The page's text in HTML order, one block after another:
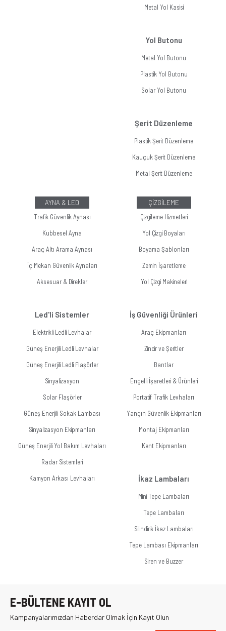
Metal Yol Kasisi
Yol Butonu
Metal Yol Butonu
Plastik Yol Butonu
Solar Yol Butonu
Şerit Düzenleme
Plastik Şerit Düzenleme
Kauçuk Şerit Düzenleme
Metal Şerit Düzenleme
AYNA & LED
Trafik Güvenlik Aynası
Kubbesel Ayna
Araç Altı Arama Aynası
İç Mekan Güvenlik Aynaları
Aksesuar & Direkler
Led'li Sistemler
Elektrikli Ledli Levhalar
Güneş Enerjili Ledli Levhalar
Güneş Enerjili Ledli Flaşörler
Sinyalizasyon
Solar Flaşörler
Güneş Enerjili Sokak Lambası
Sinyalizasyon Ekipmanları
Güneş Enerjili Yol Bakım Levhaları
Radar Sistemleri
Kamyon Arkası Levhaları
ÇİZGİLEME
Çizgileme Hizmetleri
Yol Çizgi Boyaları
Boyama Şablonları
Zemin İşaretleme
Yol Çizgi Makineleri
İş Güvenliği Ürünleri
Araç Ekipmanları
Zincir ve Şeritler
Bantlar
Engelli İşaretleri & Ürünleri
Portatif Trafik Levhaları
Yangın Güvenlik Ekipmanları
Montaj Ekipmanları
Kent Ekipmanları
İkaz Lambaları
Mini Tepe Lambaları
Tepe Lambaları
Silindirik İkaz Lambaları
Tepe Lambası Ekipmanları
Siren ve Buzzer
E-BÜLTENE KAYIT OL
Kampanyalarımızdan Haberdar Olmak İçin Kayıt Olun